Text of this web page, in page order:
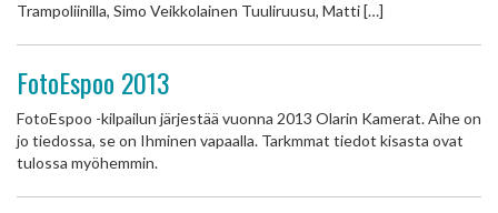
Trampoliinilla, Simo Veikkolainen Tuuliruusu, Matti […]
FotoEspoo 2013
FotoEspoo -kilpailun järjestää vuonna 2013 Olarin Kamerat. Aihe on
jo tiedossa, se on Ihminen vapaalla. Tarkmmat tiedot kisasta ovat
tulossa myöhemmin.